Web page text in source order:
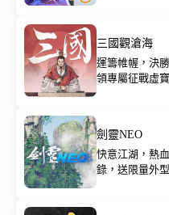
三國觀滄海
運籌帷幄，決
領專屬征戰虛寶
劍靈NEO
快意江湖，熱
錄，送限量外